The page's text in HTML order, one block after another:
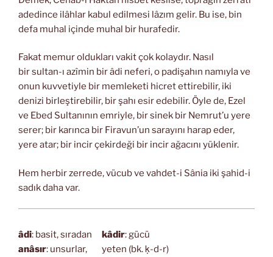
adedince ilâhlar kabul edilmesi lâzım gelir. Bu ise, bin
defa muhal içinde muhal bir hurafedir.
Fakat memur oldukları vakit çok kolaydır. Nasıl
bir sultan-ı azîmin bir âdi neferi, o padişahın namıyla ve
onun kuvvetiyle bir memleketi hicret ettirebilir, iki
denizi birleştirebilir, bir şahı esir edebilir. Öyle de, Ezel
ve Ebed Sultanının emriyle, bir sinek bir Nemrut’u yere
serer; bir karınca bir Firavun’un sarayını harap eder,
yere atar; bir incir çekirdeği bir incir ağacını yüklenir.
Hem herbir zerrede, vücub ve vahdet-i Sânia iki şahid-i
sadık daha var.
âdi: basit, sıradan
anâsır: unsurlar,
kâdir: gücü
yeten (bk. ḳ-d-r)